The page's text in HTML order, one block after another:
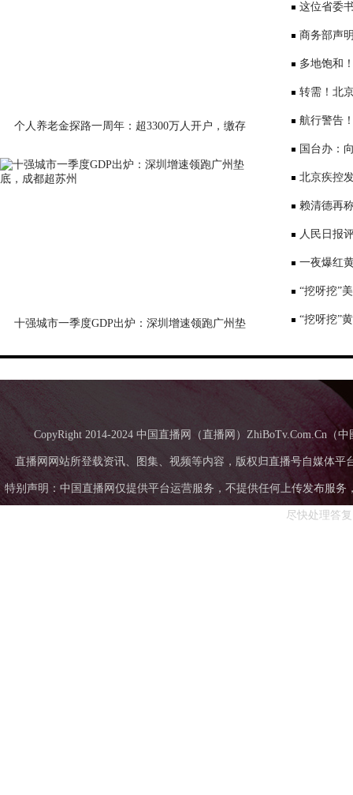
个人养老金探路一周年：超3300万人开户，缴存
十强城市一季度GDP出炉：深圳增速领跑广州垫
将少3000元
这位省委
部、10位女
商务部声
大会”
多地饱和
序竞争仍是
转需！北
公布
航行警告
国台办：
表达深切哀
北京疾控
景要戴口罩
赖清德再
国台办回应
人民日报
一夜爆红
师：或涉嫌
“挖呀挖”
“挖呀挖”
CopyRight 2014-2024 中国直播网（直播网）ZhiBoTv.Com.Cn（
直播网网站所登载资讯、图集、视频等内容，版权归直播号自媒体
特别声明：中国直播网仅提供平台运营服务，不提供任何上传发布服务
尽快处理答